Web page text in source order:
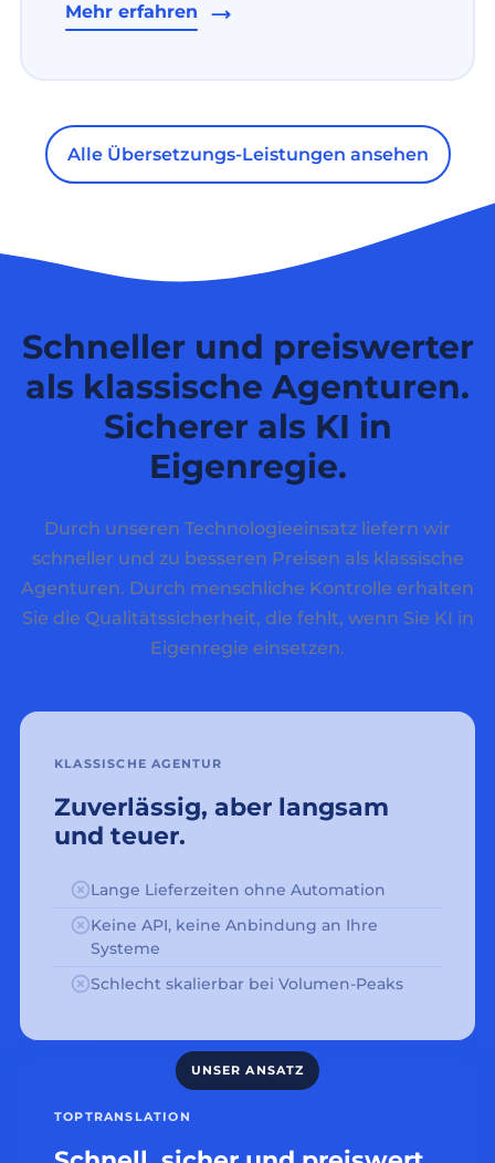
Mehr erfahren
Alle Übersetzungs-Leistungen ansehen
Schneller und preiswerter
als klassische Agenturen.
Sicherer als KI in
Eigenregie.
Durch unseren Technologieeinsatz liefern wir
schneller und zu besseren Preisen als klassische
Agenturen. Durch menschliche Kontrolle erhalten
Sie die Qualitätssicherheit, die fehlt, wenn Sie KI in
Eigenregie einsetzen.
KLASSISCHE AGENTUR
Zuverlässig, aber langsam
und teuer.
Lange Lieferzeiten ohne Automation
Keine API, keine Anbindung an Ihre
Systeme
Schlecht skalierbar bei Volumen-Peaks
TOPTRANSLATION